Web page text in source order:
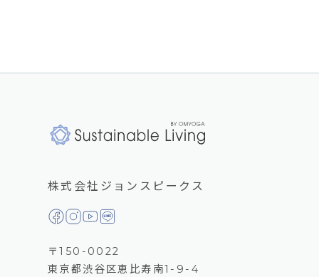
株式会社ジョンスピークス
〒150-0022
東京都渋谷区恵比寿南1-9-4